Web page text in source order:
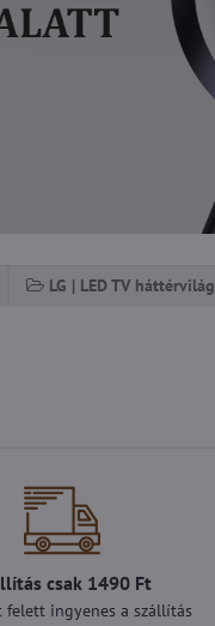
LG | LED TV
csak 1490 Ft
felett ingyenes a szállítás